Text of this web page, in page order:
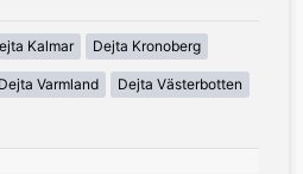
Kalmar Dejta Kronoberg
Dejta Varmland Dejta Västerbotten